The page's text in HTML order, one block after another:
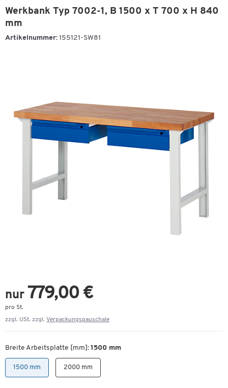
Werkbank Typ 7002-1, B 1500 x T 700 x H 840
mm
Artikelnummer: 155121-SW81
nur 779,00 €
pro St.
zzgl. USt. zzgl. Verpackungspauschale
Breite Arbeitsplatte [mm]: 1500 mm
1500 mm 2000 mm